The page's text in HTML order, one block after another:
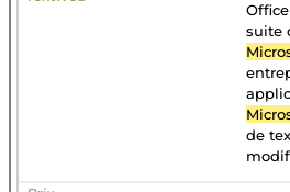
suite
de